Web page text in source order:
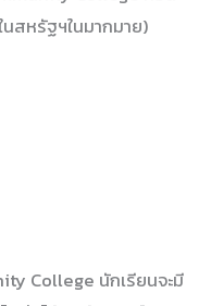
สหรัฐฯในมากมาย)
College นักเรียนจะมี